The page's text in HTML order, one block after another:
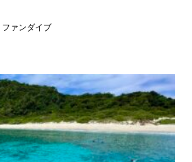
ファンダイブ